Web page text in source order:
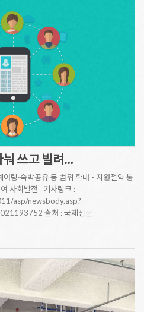
눠 쓰고 빌려…
링·숙박공유 등 범위 확대 - 자원절약 통
사회발전 기사링크 :
asp/newsbody.asp?
출처 : 국제신문